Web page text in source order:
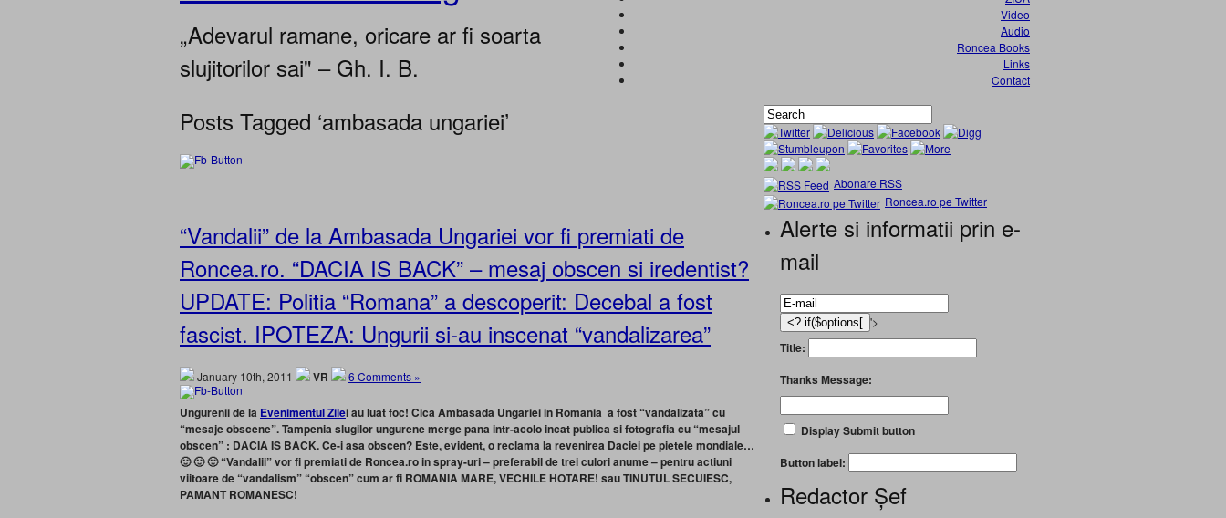
„Adevarul ramane, oricare ar fi soarta
slujitorilor sai" – Gh. I. B.
Video
Audio
Roncea Books
Links
Contact
Posts Tagged ‘ambasada ungariei’
“Vandalii” de la Ambasada Ungariei vor fi premiati de
Roncea.ro. “DACIA IS BACK” – mesaj obscen si iredentist?
UPDATE: Politia “Romana” a descoperit: Decebal a fost
fascist. IPOTEZA: Ungurii si-au inscenat “vandalizarea”
January 10th, 2011 VR 6 Comments »
Ungurenii de la Evenimentul Zilei au luat foc! Cica Ambasada Ungariei in Romania a fost “vandalizata” cu
“mesaje obscene”. Tampenia slugilor ungurene merge pana intr-acolo incat publica si fotografia cu “mesajul
obscen” : DACIA IS BACK. Ce-i asa obscen? Este, evident, o reclama la revenirea Daciei pe pietele mondiale…
🙂 🙂 🙂 “Vandalii” vor fi premiati de Roncea.ro in spray-uri – preferabil de trei culori anume – pentru actiuni
viitoare de “vandalism” “obscen” cum ar fi ROMANIA MARE, VECHILE HOTARE! sau TINUTUL SECUIESC,
PAMANT ROMANESC!
Abonare RSS
Roncea.ro pe Twitter
Alerte si informatii prin e-
mail
'>
Title:
Thanks Message:
Display Submit button
Button label:
Redactor Șef